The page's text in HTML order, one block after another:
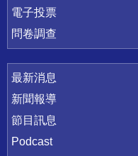
電子投票
問卷調查
最新消息
新聞報導
節目訊息
Podcast